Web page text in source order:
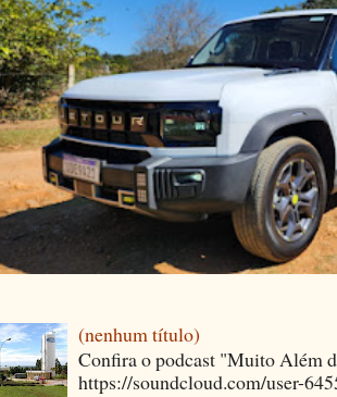
(nenhum título)
Confira o podcast "Muito Além
https://soundcloud.com/user-